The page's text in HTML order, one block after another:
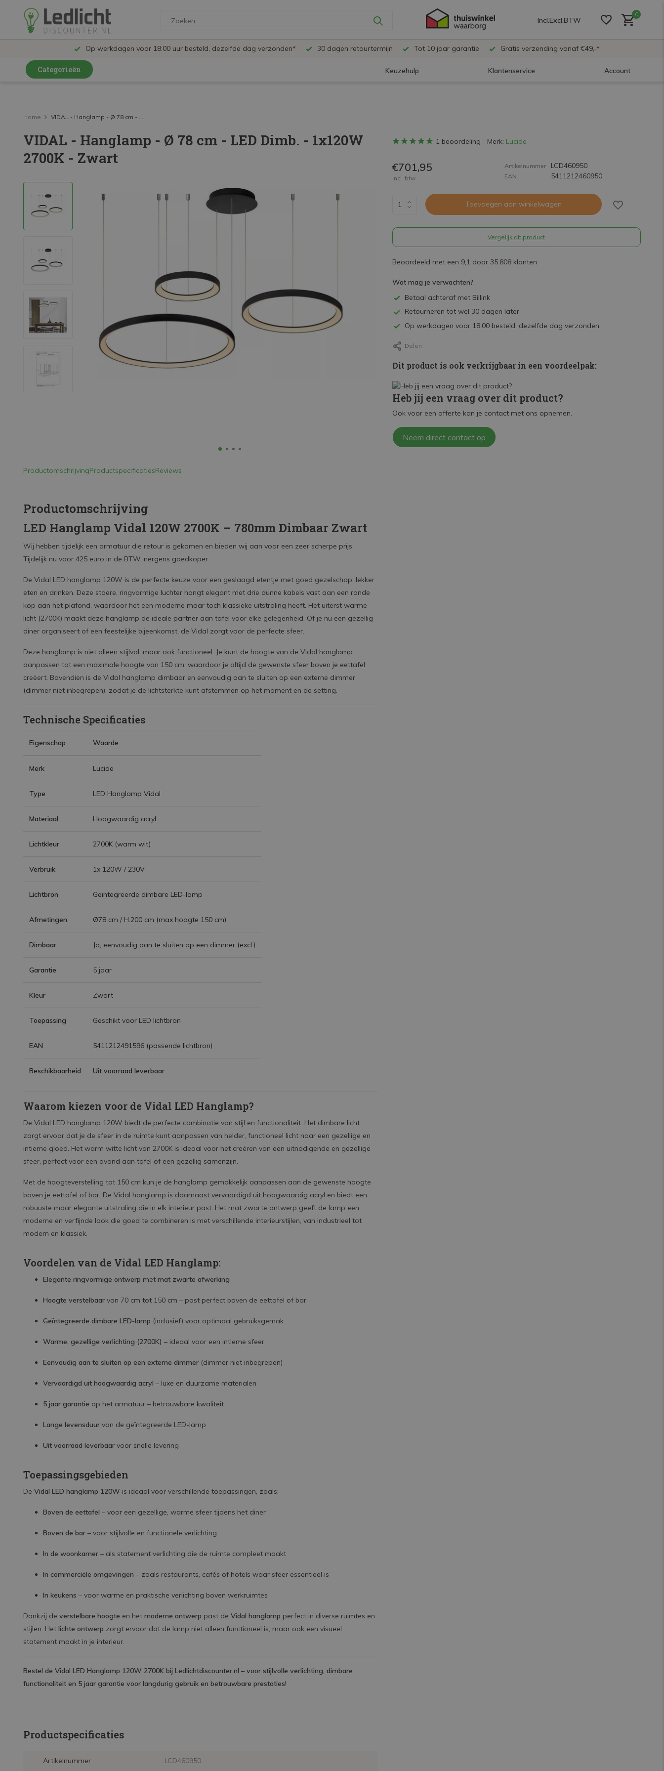
Incl.Excl.BTW
0
Op werkdagen voor 18:00 uur besteld, dezelfde dag verzonden* 30 dagen retourtermijn Tot 10 jaar garantie Gratis verzending vanaf €49,-*
Categorieën Keuzehulp Klantenservice Account
LED Railspots
LED Panelen
LED TL
LED High Bay lampen
LED Buitenverlichting
Installatiemateriaal
Verduurzaming
LED TL verlichting
Home VIDAL - Hanglamp - Ø 78 cm - ...
VIDAL - Hanglamp - Ø 78 cm - LED Dimb. - 1x120W
2700K - Zwart
ProductomschrijvingProductspecificatiesReviews
Productomschrijving
LED Hanglamp Vidal 120W 2700K – 780mm Dimbaar Zwart
Wij hebben tijdelijk een armatuur die retour is gekomen en bieden wij aan voor een zeer scherpe prijs.
Tijdelijk nu voor 425 euro in de BTW, nergens goedkoper.
De Vidal LED hanglamp 120W is de perfecte keuze voor een geslaagd etentje met goed gezelschap, lekker
eten en drinken. Deze stoere, ringvormige luchter hangt elegant met drie dunne kabels vast aan een ronde
kop aan het plafond, waardoor het een moderne maar toch klassieke uitstraling heeft. Het uiterst warme
licht (2700K) maakt deze hanglamp de ideale partner aan tafel voor elke gelegenheid. Of je nu een gezellig
diner organiseert of een feestelijke bijeenkomst, de Vidal zorgt voor de perfecte sfeer.
Deze hanglamp is niet alleen stijlvol, maar ook functioneel. Je kunt de hoogte van de Vidal hanglamp
aanpassen tot een maximale hoogte van 150 cm, waardoor je altijd de gewenste sfeer boven je eettafel
creëert. Bovendien is de Vidal hanglamp dimbaar en eenvoudig aan te sluiten op een externe dimmer
(dimmer niet inbegrepen), zodat je de lichtsterkte kunt afstemmen op het moment en de setting.
Technische Specificaties
Eigenschap Waarde
Merk Lucide
Type LED Hanglamp Vidal
Materiaal Hoogwaardig acryl
Lichtkleur 2700K (warm wit)
Verbruik 1x 120W / 230V
Lichtbron Geïntegreerde dimbare LED-lamp
Afmetingen Ø78 cm / H.200 cm (max hoogte 150 cm)
Dimbaar Ja, eenvoudig aan te sluiten op een dimmer (excl.)
Garantie 5 jaar
Kleur Zwart
Toepassing Geschikt voor LED lichtbron
EAN 5411212491596 (passende lichtbron)
Beschikbaarheid Uit voorraad leverbaar
Waarom kiezen voor de Vidal LED Hanglamp?
De Vidal LED hanglamp 120W biedt de perfecte combinatie van stijl en functionaliteit. Het dimbare licht
zorgt ervoor dat je de sfeer in de ruimte kunt aanpassen van helder, functioneel licht naar een gezellige en
intieme gloed. Het warm witte licht van 2700K is ideaal voor het creëren van een uitnodigende en gezellige
sfeer, perfect voor een avond aan tafel of een gezellig samenzijn.
Met de hoogteverstelling tot 150 cm kun je de hanglamp gemakkelijk aanpassen aan de gewenste hoogte
boven je eettafel of bar. De Vidal hanglamp is daarnaast vervaardigd uit hoogwaardig acryl en biedt een
robuuste maar elegante uitstraling die in elk interieur past. Het mat zwarte ontwerp geeft de lamp een
moderne en verfijnde look die goed te combineren is met verschillende interieurstijlen, van industrieel tot
modern en klassiek.
Voordelen van de Vidal LED Hanglamp:
Elegante ringvormige ontwerp met mat zwarte afwerking
Hoogte verstelbaar van 70 cm tot 150 cm – past perfect boven de eettafel of bar
Geïntegreerde dimbare LED-lamp (inclusief) voor optimaal gebruiksgemak
Warme, gezellige verlichting (2700K) – ideaal voor een intieme sfeer
Eenvoudig aan te sluiten op een externe dimmer (dimmer niet inbegrepen)
Vervaardigd uit hoogwaardig acryl – luxe en duurzame materialen
5 jaar garantie op het armatuur – betrouwbare kwaliteit
Lange levensduur van de geïntegreerde LED-lamp
Uit voorraad leverbaar voor snelle levering
Toepassingsgebieden
De Vidal LED hanglamp 120W is ideaal voor verschillende toepassingen, zoals:
Boven de eettafel – voor een gezellige, warme sfeer tijdens het diner
Boven de bar – voor stijlvolle en functionele verlichting
In de woonkamer – als statement verlichting die de ruimte compleet maakt
In commerciële omgevingen – zoals restaurants, cafés of hotels waar sfeer essentieel is
In keukens – voor warme en praktische verlichting boven werkruimtes
Dankzij de verstelbare hoogte en het moderne ontwerp past de Vidal hanglamp perfect in diverse ruimtes en
stijlen. Het lichte ontwerp zorgt ervoor dat de lamp niet alleen functioneel is, maar ook een visueel
statement maakt in je interieur.
Bestel de Vidal LED Hanglamp 120W 2700K bij Ledlichtdiscounter.nl – voor stijlvolle verlichting, dimbare
functionaliteit en 5 jaar garantie voor langdurig gebruik en betrouwbare prestaties!
Productspecificaties
Artikelnummer LCD460950
1 beoordeling Merk: Lucide
€701,95
Incl. btw
Artikelnummer LCD460950
EAN 5411212460950
Toevoegen aan winkelwagen
Vergelijk dit product
Beoordeeld met een 9,1 door 35.808 klanten
Wat mag je verwachten?
Betaal achteraf met Billink
Retourneren tot wel 30 dagen later
Op werkdagen voor 18:00 besteld, dezelfde dag verzonden.
Delen
Dit product is ook verkrijgbaar in een voordeelpak:
Heb jij een vraag over dit product?
Ook voor een offerte kan je contact met ons opnemen.
Neem direct contact op